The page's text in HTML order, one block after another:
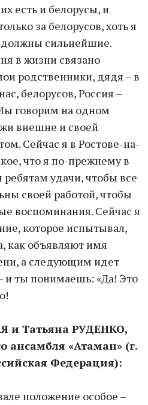
есть и белорусы, и
за белорусов, хоть я
должны сильнейшие.
в жизни связано
родственники, дядя – в
белорусов, Россия –
говорим на одном
внешне и своей
Сейчас я в Ростове-на-
что я по-прежнему в
удачи, чтобы все
своей работой, чтобы
воспоминания. Сейчас я
которое испытывал,
как объявляют имя
а следующим идет
и ты понимаешь: «Да! Это
и Татьяна РУДЕНКО,
ансамбля «Атаман» (г.
Федерация):
положение особое –